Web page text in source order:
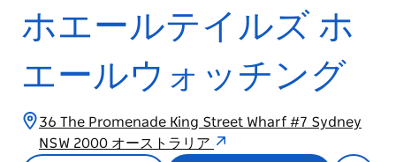
ホエールテイルズ ホ
エールウォッチング
36 The Promenade King Street Wharf #7 Sydney
NSW 2000 オーストラリア